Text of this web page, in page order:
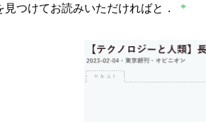
つけてお読みいただければと． *